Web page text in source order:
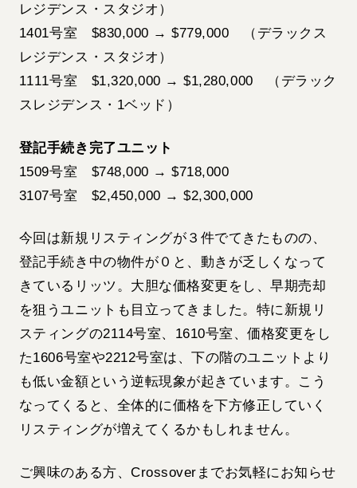
レジデンス・スタジオ）
1401号室 $830,000 → $779,000 （デラックス
レジデンス・スタジオ）
1111号室 $1,320,000 → $1,280,000 （デラック
スレジデンス・1ベッド）
登記手続き完了ユニット
1509号室 $748,000 → $718,000
3107号室 $2,450,000 → $2,300,000
今回は新規リスティングが３件でてきたものの、
登記手続き中の物件が０と、動きが乏しくなって
きているリッツ。大胆な価格変更をし、早期売却
を狙うユニットも目立ってきました。特に新規リ
スティングの2114号室、1610号室、価格変更をし
た1606号室や2212号室は、下の階のユニットより
も低い金額という逆転現象が起きています。こう
なってくると、全体的に価格を下方修正していく
リスティングが増えてくるかもしれません。
ご興味のある方、Crossoverまでお気軽にお知らせ